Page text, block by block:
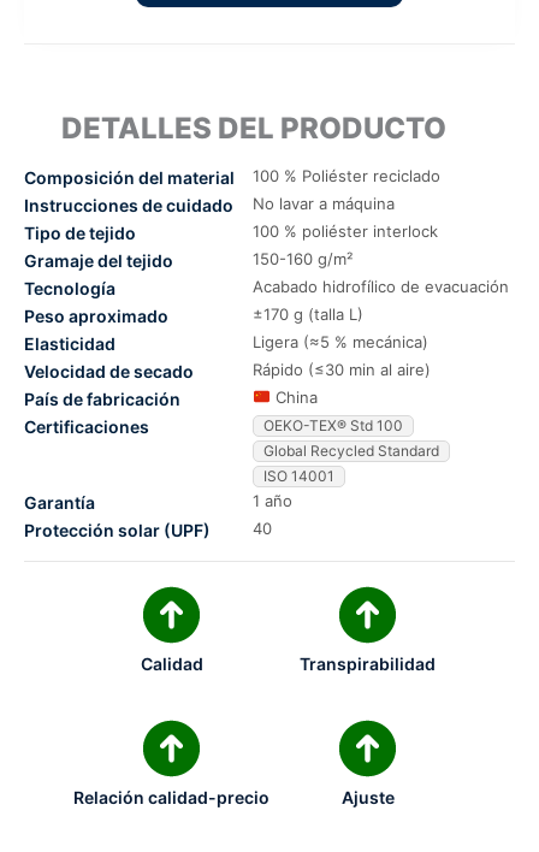
DETALLES DEL PRODUCTO
Composición del material 100 % Poliéster reciclado
Instrucciones de cuidado No lavar a máquina
Tipo de tejido 100 % poliéster interlock
Gramaje del tejido 150-160 g/m²
Tecnología Acabado hidrofílico de evacuación
Peso aproximado ±170 g (talla L)
Elasticidad Ligera (≈5 % mecánica)
Velocidad de secado Rápido (≤30 min al aire)
País de fabricación China
Certificaciones
OEKO-TEX® Std 100
Global Recycled Standard
ISO 14001
Garantía 1 año
Protección solar (UPF) 40
Calidad Transpirabilidad
Relación calidad-precio Ajuste